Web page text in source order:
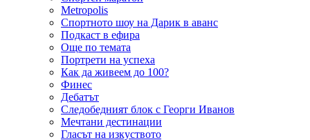
Metropolis
Спортното шоу на Дарик в аванс
Подкаст в ефира
Още по темата
Портрети на успеха
Как да живеем до 100?
Финес
Дебатът
Следобедният блок с Георги Иванов
Мечтани дестинации
Гласът на изкуството